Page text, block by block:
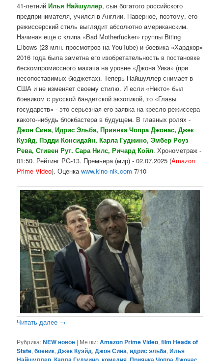
41-летнийИлья Найшуллер, сын богатого российского
предпринимателя, учился в Англии. Наверное, поэтому, его
режиссерский стиль выглядит абсолютно американским.
Начиная еще с клипа «Bad Motherfucker» группы Biting
Elbows (23 млн. просмотров на YouTube) и боевика «Хардкор»
2016 года была заметна его изобретательность в постановке
бескомпромиссного махача на уровне «Джона Уика» (при
несопоставимых бюджетах). Теперь Найшуллер снимает в
США и не изменяет своему стилю. И если «Никто» был
боевиком с русской бандитской экзотикой, то «Главы
государств» - это серьезная его заявка на кресло режиссера
какого-нибудь блокбастера в будущем. В главных ролях -
Джон Сина, Идрис Эльба, Приянка Чопра Джонас, Джек
Куэйд, Пэдди Консидайн, Карла Гуджино, Эмбер Роуз
Рева, Стивен Рут. Сара Нилс, Ричард Койл. Хронометраж -
01:50. Рейтинг PG-13. Премьера (мир) - 02.07.2025 (Amazon
Prime Video). Оценкаwww.kino-nik.com 7/10
Читать далее →
Рубрика:NEW новое | Метки:Amazon Prime Video,film Heads of
State,боевик,Джек Куэйд,Джон Сина,идрис эльба,Илья